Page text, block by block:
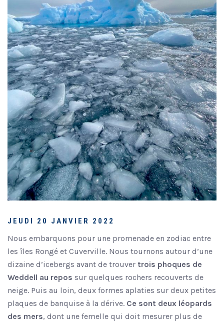
JEUDI 20 JANVIER 2022
Nous embarquons pour une promenade en zodiac entre
les îles Rongé et Cuverville. Nous tournons autour d’une
dizaine d’icebergs avant de trouver trois phoques de
Weddell au repos sur quelques rochers recouverts de
neige. Puis au loin, deux formes aplaties sur deux petites
plaques de banquise à la dérive. Ce sont deux léopards
des mers, dont une femelle qui doit mesurer plus de